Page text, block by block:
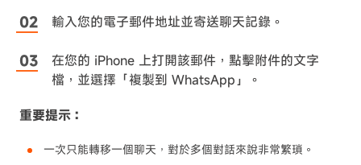
輸入您的電子郵件地址並寄送聊天記錄。
在您的 iPhone 上打開該郵件，點擊附件的文字
檔，並選擇「複製到 WhatsApp」。
重要提示：
一次只能轉移一個聊天，對於多個對話來說非常繁瑣。